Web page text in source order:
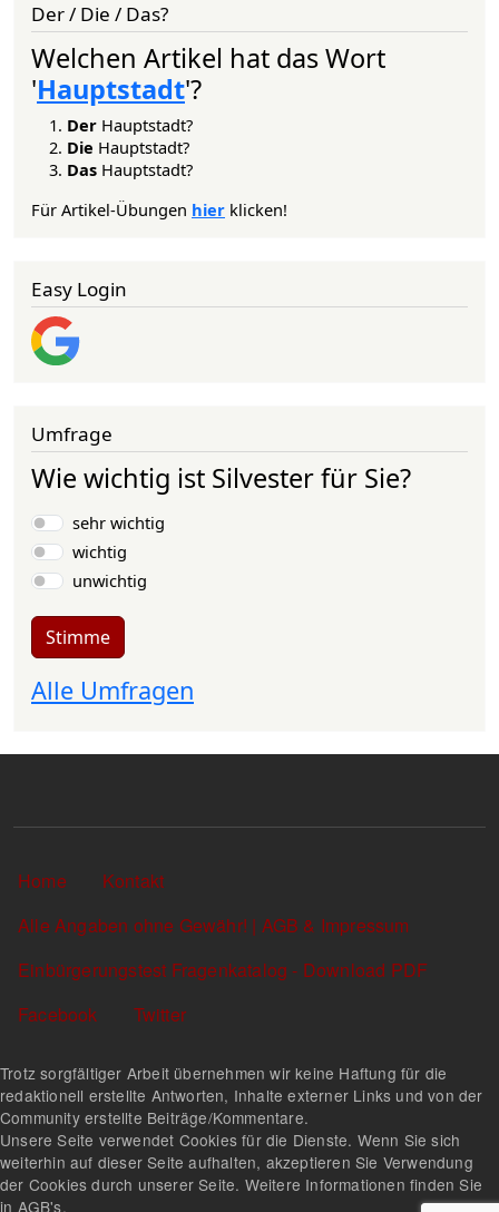
Der / Die / Das?
Welchen Artikel hat das Wort
'Hauptstadt'?
Der Hauptstadt?
Die Hauptstadt?
Das Hauptstadt?
Für Artikel-Übungen hier klicken!
Easy Login
Umfrage
Wie wichtig ist Silvester für Sie?
Auswahlmöglichkeiten
sehr wichtig
wichtig
unwichtig
Stimme
Alle Umfragen
Sekundärlinks
Home
Kontakt
Alle Angaben ohne Gewähr! | AGB & Impressum
Einbürgerungstest Fragenkatalog - Download PDF
Facebook
Twitter
Trotz sorgfältiger Arbeit übernehmen wir keine Haftung für die
redaktionell erstellte Antworten, Inhalte externer Links und von der
Community erstellte Beiträge/Kommentare.
Unsere Seite verwendet Cookies für die Dienste. Wenn Sie sich
weiterhin auf dieser Seite aufhalten, akzeptieren Sie Verwendung
der Cookies durch unserer Seite. Weitere Informationen finden Sie
in AGB's.